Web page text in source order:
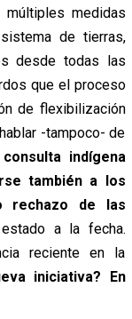
medidas
de tierras,
desde todas las
que el proceso
de flexibilización
-tampoco- de
indígena
también a los
rechazo de las
a la fecha.
reciente en la
iniciativa? En